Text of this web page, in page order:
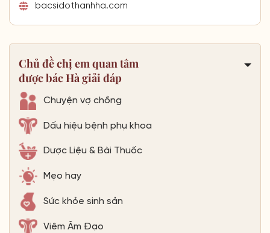
bacsidothanhha.com
Chủ đề chị em quan tâm
được bác Hà giải đáp
Chuyện vợ chồng
Dấu hiệu bệnh phụ khoa
Dược Liệu & Bài Thuốc
Mẹo hay
Sức khỏe sinh sản
Viêm Âm Đạo